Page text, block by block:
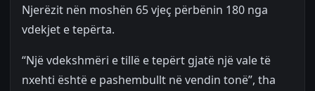
Njerëzit nën moshën 65 vjeç përbënin 180 nga
vdekjet e tepërta.
“Një vdekshmëri e tillë e tepërt gjatë një vale të
nxehti është e pashembullt në vendin tonë”, tha